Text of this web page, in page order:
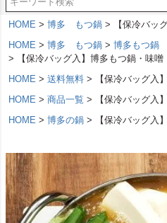
HOME 博多 もつ鍋
【保冷バッ
HOME
博多 もつ鍋
博多もつ鍋
【保冷バッグ入】博多もつ鍋・味噌
HOME
送料無料
【保冷バッグ入
HOME
商品一覧
【保冷バッグ入
HOME
博多の鍋 【保冷バッグ入